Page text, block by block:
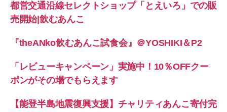
都営交通沿線セレクトショップ「とえいろ」での販
売開始|飲むあんこ
『theANko飲むあんこ試食会』＠YOSHIKI＆P2
「レビューキャンペーン」実施中！10％OFFクー
ポンがその場でもらえます
【能登半島地震復興支援】チャリティあんこ寄付完